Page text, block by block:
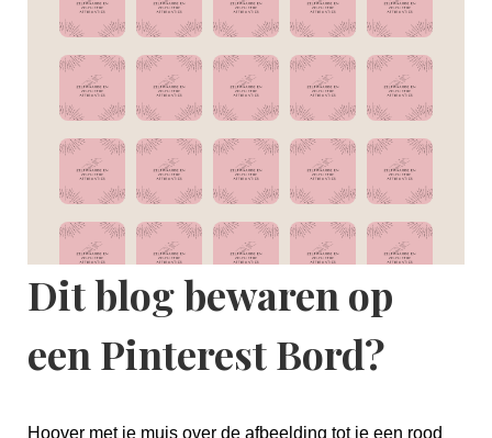
Dit blog bewaren op
een Pinterest Bord?
Hoover met je muis over de afbeelding tot je een rood